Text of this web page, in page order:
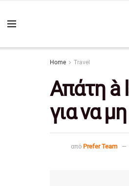
Home Travel
Απάτη à
για να
από Prefer Team